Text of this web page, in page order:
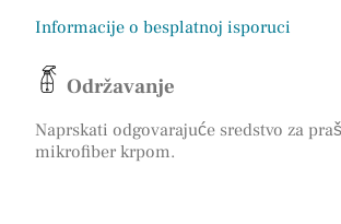
Informacije o besplatnoj isporuci
Održavanje
Naprskati odgovarajuće sredstvo za
mikrofiber krpom.